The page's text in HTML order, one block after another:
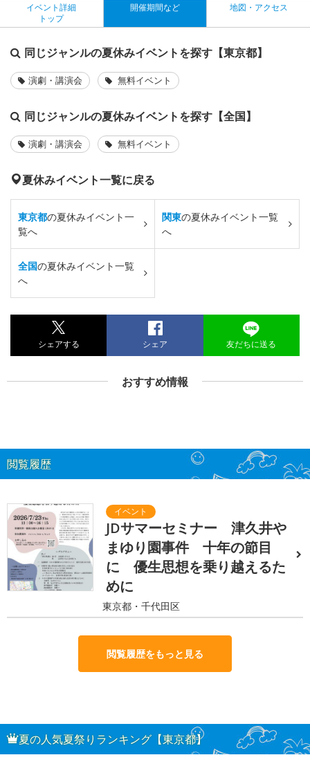
イベント詳細
トップ
開催期間など 地図・アクセス
同じジャンルの夏休みイベントを探す【東京都】
演劇・講演会 無料イベント
同じジャンルの夏休みイベントを探す【全国】
演劇・講演会 無料イベント
夏休みイベント一覧に戻る
東京都の夏休みイベント一
覧へ
関東の夏休みイベント一覧
へ
全国の夏休みイベント一覧
へ
シェアする シェア 友だちに送る
おすすめ情報
閲覧履歴
JDサマーセミナー 津久井や
まゆり園事件 十年の節目
に 優生思想を乗り越えるた
めに
東京都・千代田区
閲覧履歴をもっと見る
夏の人気夏祭りランキング【東京都】